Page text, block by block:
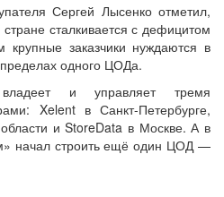
Сергей Лысенко отметил,
сталкивается с дефицитом
заказчики нуждаются в
одного ЦОДа.
и управляет тремя
Xelent в Санкт-Петербурге,
и StoreData в Москве. А в
начал строить ещё один ЦОД —